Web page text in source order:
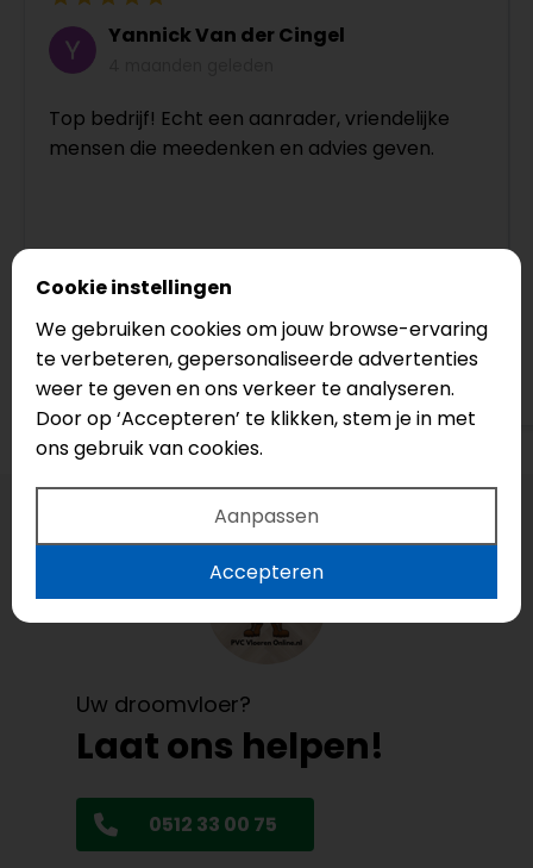
Yannick Van der Cingel
Top bedrijf! Echt een aanrader, vriendelijke
mensen die meedenken en advies geven.
Bekijk op Google
Cookie instellingen
We gebruiken cookies om jouw browse-ervaring
te verbeteren, gepersonaliseerde advertenties
weer te geven en ons verkeer te analyseren.
Door op ‘Accepteren’ te klikken, stem je in met
ons gebruik van cookies.
Aanpassen
Accepteren
Uw droomvloer?
Laat ons helpen!
0512 33 00 75